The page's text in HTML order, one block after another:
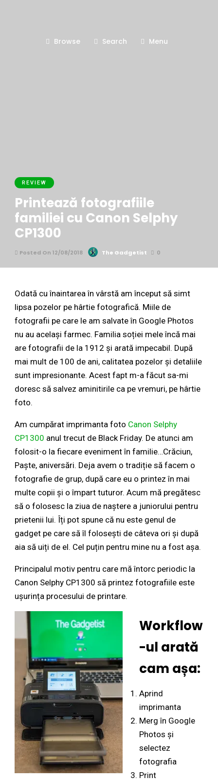
Browse Search Menu
REVIEW
Printează fotografiile
familiei cu Canon Selphy
CP1300
Posted On 12/08/2018 The Gadgetist 0
Odată cu înaintarea în vârstă am început să simt
lipsa pozelor pe hârtie fotografică. Miile de
fotografii pe care le am salvate în Google Photos
nu au același farmec. Familia soției mele încă mai
are fotografii de la 1912 și arată impecabil. După
mai mult de 100 de ani, calitatea pozelor și detaliile
sunt impresionante. Acest fapt m-a făcut sa-mi
doresc să salvez aminitirile ca pe vremuri, pe hârtie
foto.
Am cumpărat imprimanta foto Canon Selphy
CP1300 anul trecut de Black Friday. De atunci am
folosit-o la fiecare eveniment în familie…Crăciun,
Paște, aniversări. Deja avem o tradiție să facem o
fotografie de grup, după care eu o printez în mai
multe copii și o împart tuturor. Acum mă pregătesc
să o folosesc la ziua de naștere a juniorului pentru
prietenii lui. Îți pot spune că nu este genul de
gadget pe care să îl folosești de câteva ori și după
aia să uiți de el. Cel puțin pentru mine nu a fost așa.
Principalul motiv pentru care mă întorc periodic la
Canon Selphy CP1300 să printez fotografiile este
ușurința procesului de printare.
Workflow
-ul arată
cam așa:
Aprind
imprimanta
Merg în Google
Photos și
selectez
fotografia
Print